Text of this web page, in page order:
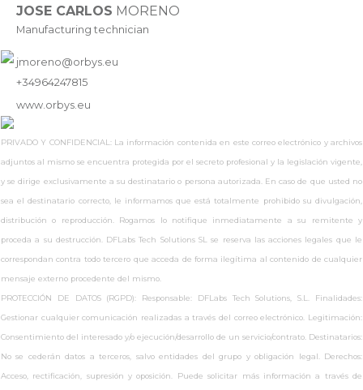
JOSE CARLOS MORENO
Manufacturing technician
jmoreno@orbys.eu
+34964247815
www.orbys.eu
PRIVADO Y CONFIDENCIAL: La información contenida en este correo electrónico y archivos
adjuntos al mismo se encuentra protegida por el secreto profesional y la legislación vigente,
y se dirige exclusivamente a su destinatario o persona autorizada. En caso de que usted no
sea el destinatario correcto, le informamos que está totalmente prohibido su divulgación,
distribución o reproducción. Rogamos lo notifique inmediatamente a su remitente y
proceda a su destrucción. DFLabs Tech Solutions SL se reserva las acciones legales que le
correspondan contra todo tercero que acceda de forma ilegítima al contenido de cualquier
mensaje externo procedente del mismo.
PROTECCIÓN DE DATOS (RGPD): Responsable: DFLabs Tech Solutions, S.L. Finalidades:
Gestionar cualquier comunicación realizadas a través del correo electrónico. Legitimación:
Consentimiento del interesado y/o ejecución/desarrollo de un servicio/contrato. Destinatarios:
No se cederán datos a terceros, salvo entidades del grupo y obligación legal. Derechos:
Acceso, rectificación, supresión y oposición. Puede solicitar más información a través de